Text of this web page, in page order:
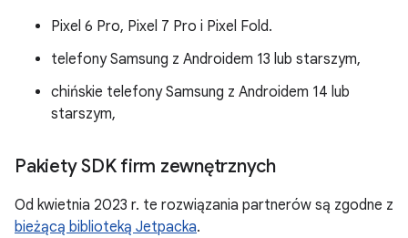
Pixel 6 Pro, Pixel 7 Pro i Pixel Fold.
telefony Samsung z Androidem 13 lub starszym,
chińskie telefony Samsung z Androidem 14 lub
starszym,
Pakiety SDK firm zewnętrznych
Od kwietnia 2023 r. te rozwiązania partnerów są zgodne z
bieżącą biblioteką Jetpacka.